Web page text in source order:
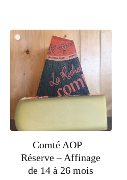
Comté AOP –
Réserve – Affinage
de 14 à 26 mois